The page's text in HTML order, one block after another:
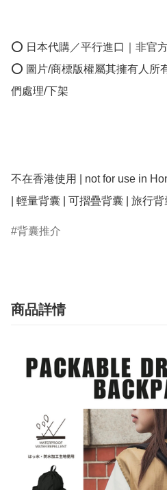
⭕ 日本代購／平行進口｜非官
⭕ 圖片/商標版權屬其擁有人所
們處理/下架
不在香港使用 | not for use in
| 輕量背囊 | 可摺疊背囊 | 旅行背
背囊推介
商品詳情